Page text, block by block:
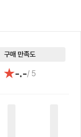
구매 만족도
★-.-/ 5